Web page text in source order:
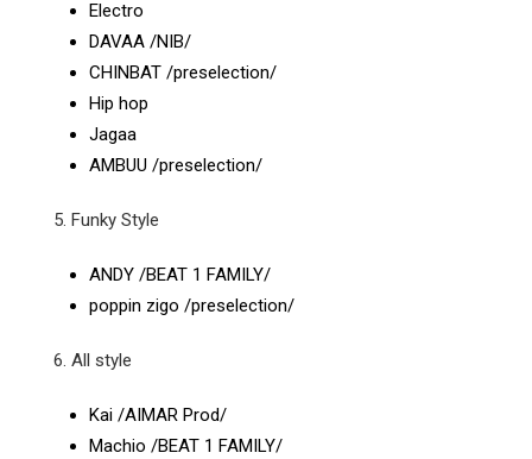
Electro
DAVAA /NIB/
CHINBAT /preselection/
Hip hop
Jagaa
AMBUU /preselection/
5. Funky Style
ANDY /BEAT 1 FAMILY/
poppin zigo /preselection/
6. All style
Kai /AIMAR Prod/
Machio /BEAT 1 FAMILY/